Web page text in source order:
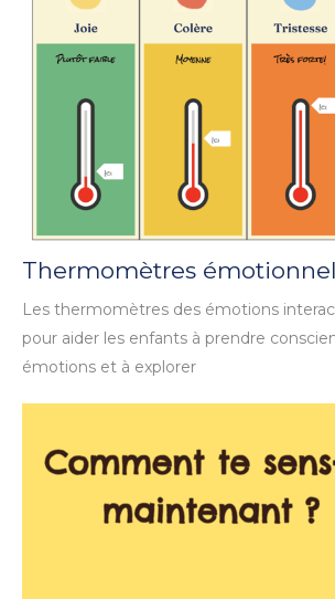
Thermomètres
Les thermomètres des émotions
pour aider les enfants à prendre
émotions et à explorer